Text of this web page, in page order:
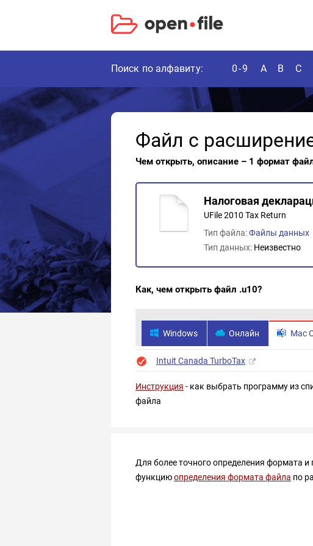
Поиск по алфавиту: 0-9 A B C
Файл с
Чем открыть, описание – 1 формат
Налоговая
UFile 2010 Tax Return
Тип файла:Файлы данных
Тип данных: Неизвестно
Как, чем открыть файл .u10?
Windows Онлайн Mac
Intuit Canada TurboTax
Инструкция - как выбрать программу из
файла
Для более точного определения формата
функциюопределения формата файла по